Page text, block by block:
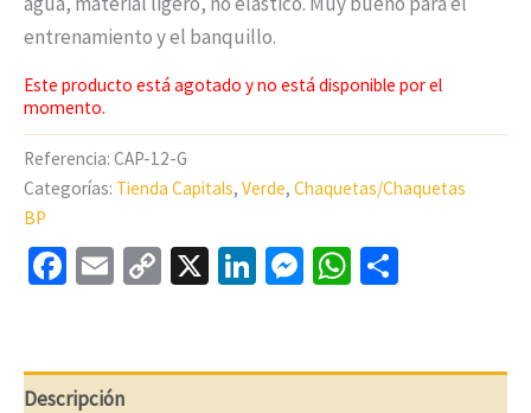
entrenamiento y el banquillo.
Este producto está agotado y no está disponible por el
momento.
Referencia: CAP-12-G
Categorías: Tienda Capitals, Verde, Chaquetas/Chaquetas
BP
Facebook
EmailCopy
X LinkedIn
Messenger
WhatsApp
Descripción